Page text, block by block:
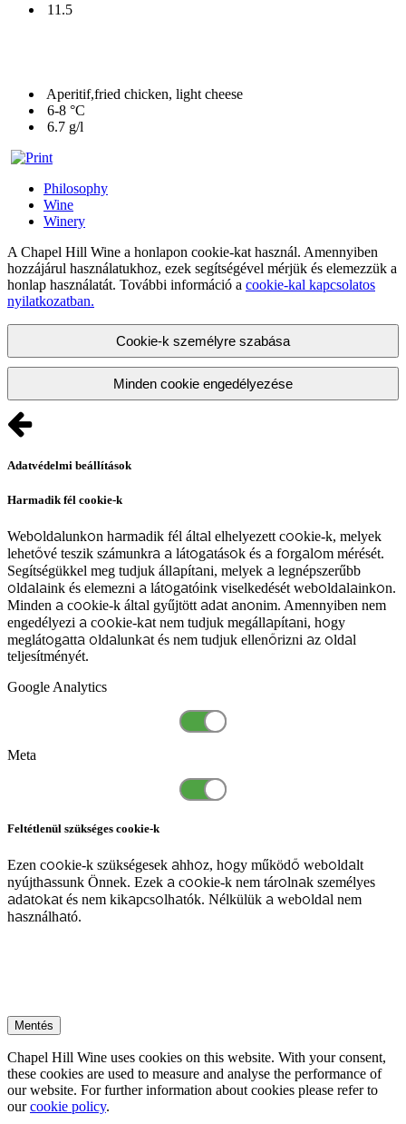
11.5
Aperitif,fried chicken, light cheese
6-8 °C
6.7 g/l
Philosophy
Wine
Winery
A Chapel Hill Wine a honlapon cookie-kat használ. Amennyiben
hozzájárul használatukhoz, ezek segítségével mérjük és elemezzük a
honlap használatát. További információ a cookie-kal kapcsolatos
nyilatkozatban.
Cookie-k személyre szabása
Minden cookie engedélyezése
Adatvédelmi beállítások
Harmadik fél cookie-k
Weboldalunkon harmadik fél által elhelyezett cookie-k, melyek
lehetővé teszik számunkra a látogatások és a forgalom mérését.
Segítségükkel meg tudjuk állapítani, melyek a legnépszerűbb
oldalaink és elemezni a látogatóink viselkedését weboldalainkon.
Minden a cookie-k által gyűjtött adat anonim. Amennyiben nem
engedélyezi a cookie-kat nem tudjuk megállapítani, hogy
meglátogatta oldalunkat és nem tudjuk ellenőrizni az oldal
teljesítményét.
Google Analytics
Meta
Feltétlenül szükséges cookie-k
Ezen cookie-k szükségesek ahhoz, hogy működő weboldalt
nyújthassunk Önnek. Ezek a cookie-k nem tárolnak személyes
adatokat és nem kikapcsolhatók. Nélkülük a weboldal nem
használható.
Mentés
Chapel Hill Wine uses cookies on this website. With your consent,
these cookies are used to measure and analyse the performance of
our website. For further information about cookies please refer to
ourcookie policy.